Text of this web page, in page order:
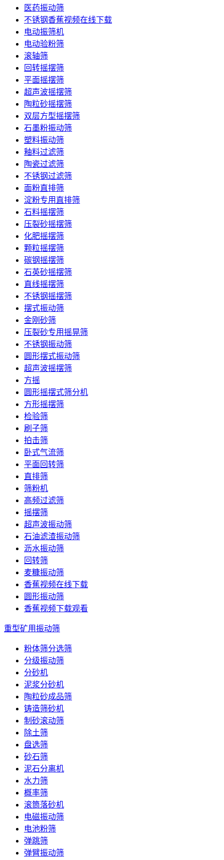
医药振动筛
不锈钢香蕉视频在线下载
电动振筛机
电动验粉筛
滚轴筛
回转摇摆筛
平面摇摆筛
超声波摇摆筛
陶粒砂摇摆筛
双层方型摇摆筛
石墨粉振动筛
塑料振动筛
釉料过滤筛
陶瓷过滤筛
不锈钢过滤筛
面粉直排筛
淀粉专用直排筛
石料摇摆筛
压裂砂摇摆筛
化肥摇摆筛
颗粒摇摆筛
碳钢摇摆筛
石英砂摇摆筛
直线摇摆筛
不锈钢摇摆筛
摆式振动筛
金刚砂筛
压裂砂专用摇晃筛
不锈钢振动筛
圆形摆式振动筛
超声波摇摆筛
方摇
圆形摇摆式筛分机
方形摇摆筛
检验筛
刷子筛
拍击筛
卧式气流筛
平面回转筛
直排筛
筛粉机
高频过滤筛
摇摆筛
超声波振动筛
石油滤渣振动筛
沥水振动筛
回转筛
麦糠振动筛
香蕉视频在线下载
圆形振动筛
香蕉视频下载观看
重型矿用振动筛
粉体筛分选筛
分级振动筛
分砂机
泥浆分砂机
陶粒砂成品筛
铸造筛砂机
制砂滚动筛
除土筛
盘选筛
砂石筛
泥石分离机
水力筛
概率筛
滚筒落砂机
电磁振动筛
电池粉筛
弹跳筛
弹臂振动筛